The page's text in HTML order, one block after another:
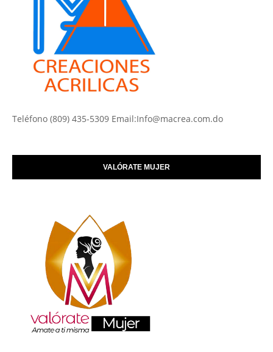
Teléfono (809) 435-5309 Email:Info@macrea.com.do
VALÓRATE MUJER